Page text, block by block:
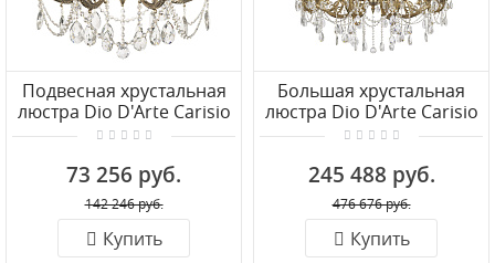
Подвесная хрустальная
люстра Dio D'Arte Carisio
E 1.1.6.200 GB
73 256 руб.
142 246 руб.
Купить
Большая хрустальная
люстра Dio D'Arte Carisio
E 1.1.18.200 GB
245 488 руб.
476 676 руб.
Купить